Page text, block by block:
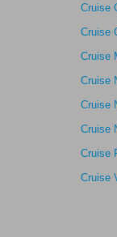
Cruise
Cruise
Cruise
Cruise
Cruise
Cruise
Cruise
Cruise